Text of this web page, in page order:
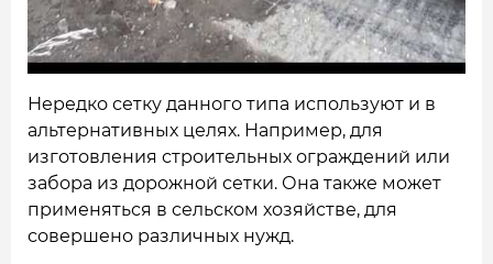
Нередко сетку данного типа используют и в
альтернативных целях. Например, для
изготовления строительных ограждений или
забора из дорожной сетки. Она также может
применяться в сельском хозяйстве, для
совершено различных нужд.